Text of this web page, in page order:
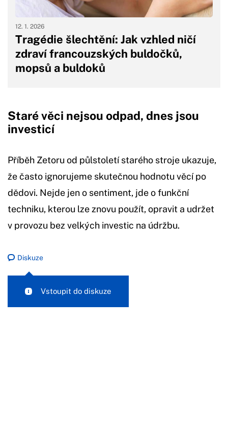
Tragédie šlechtění: Jak vzhled ničí
zdraví francouzských buldočků,
mopsů a buldoků
12. 1. 2026
Staré věci nejsou odpad, dnes jsou
investicí
Příběh Zetoru od půlstoletí starého stroje ukazuje,
že často ignorujeme skutečnou hodnotu věcí po
dědovi. Nejde jen o sentiment, jde o funkční
techniku, kterou lze znovu použít, opravit a udržet
v provozu bez velkých investic na údržbu.
Diskuze
Vstoupit do diskuze